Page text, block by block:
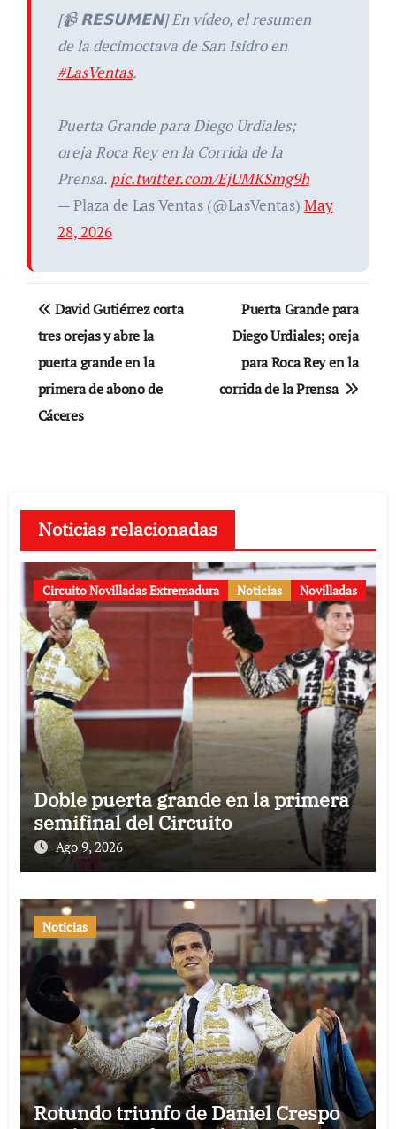
[📹 𝗥𝗘𝗦𝗨𝗠𝗘𝗡] En vídeo, el resumen
de la decimoctava de San Isidro en
#LasVentas.
Puerta Grande para Diego Urdiales;
oreja Roca Rey en la Corrida de la
Prensa. pic.twitter.com/EjUMKSmg9h
— Plaza de Las Ventas (@LasVentas) May
28, 2026
Navegación
de
entradas
David Gutiérrez corta
tres orejas y abre la
puerta grande en la
primera de abono de
Cáceres
Puerta Grande para
Diego Urdiales; oreja
para Roca Rey en la
corrida de la Prensa
Noticias relacionadas
Circuito Novilladas Extremadura Noticias Novilladas
Doble puerta grande en la primera
semifinal del Circuito
Ago 9, 2026
Noticias
Rotundo triunfo de Daniel Crespo